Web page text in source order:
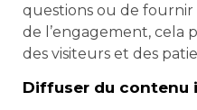
questions ou de fournir
de l’engagement, cela
des visiteurs et des
Diffuser du contenu